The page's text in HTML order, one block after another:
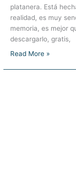
platanera. Está
realidad, es muy
memoria, es mejor
descargarlo, gratis,
Hoja
Read More »